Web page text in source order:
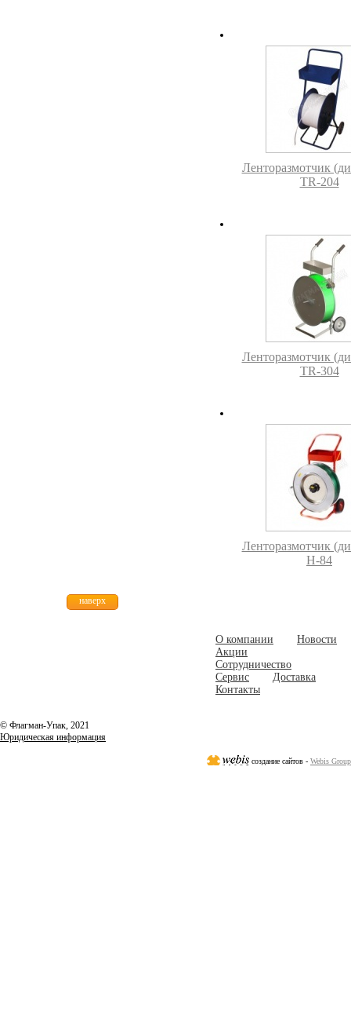
Ленторазмотчик
TR-204
Ленторазмотчик
TR-304
Ленторазмотчик
H-84
О компании
Новости
Акции
Сотрудничество
Сервис
Доставка
Контакты
© Флагман-Упак, 2021
Юридическая информация
создание сайтов - Webis Group
наверх